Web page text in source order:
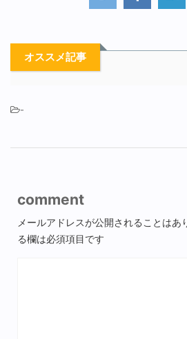
オススメ記事
-
comment
メールアドレスが公開されることはあ
る欄は必須項目です